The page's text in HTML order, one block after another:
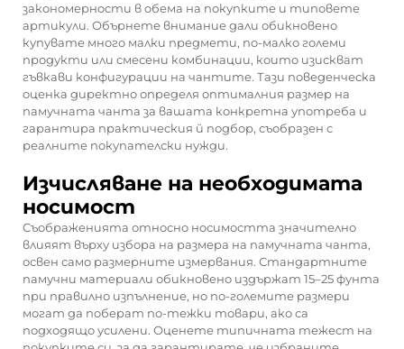
закономерности в обема на покупките и типовете
артикули. Обърнете внимание дали обикновено
купувате много малки предмети, по-малко големи
продукти или смесени комбинации, които изискват
гъвкави конфигурации на чантите. Тази поведенческа
оценка директно определя оптималния размер на
памучната чанта за вашата конкретна употреба и
гарантира практическия й подбор, съобразен с
реалните покупателски нужди.
Изчисляване на необходимата
носимост
Съображенията относно носимостта значително
влияят върху избора на размера на памучната чанта,
освен само размерните измервания. Стандартните
памучни материали обикновено издържат 15–25 фунта
при правилно изпълнение, но по-големите размери
могат да поберат по-тежки товари, ако са
подходящо усилени. Оценете типичната тежест на